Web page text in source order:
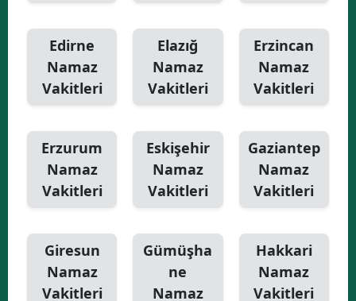
Edirne
Namaz
Vakitleri
Elazığ
Namaz
Vakitleri
Erzincan
Namaz
Vakitleri
Erzurum
Namaz
Vakitleri
Eskişehir
Namaz
Vakitleri
Gaziantep
Namaz
Vakitleri
Giresun
Namaz
Vakitleri
Gümüşha
ne
Namaz
Hakkari
Namaz
Vakitleri